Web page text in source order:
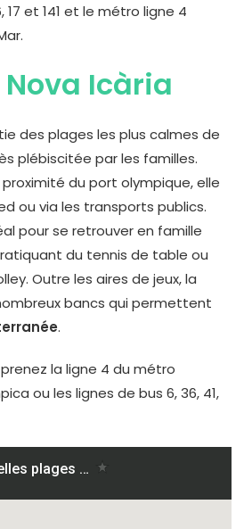
17 et 141 et le métro ligne 4
Icària
des plages les plus calmes de
plébiscitée par les familles.
du port olympique, elle
ou via les transports publics.
pour se retrouver en famille
du tennis de table ou
Outre les aires de jeux, la
bancs qui permettent
.
la ligne 4 du métro
ou les lignes de bus 6, 36, 41,